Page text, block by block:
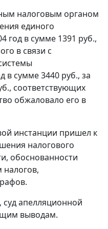
налоговым органом
единого
год в сумме 1391 руб.,
в связи с
в сумме 3440 руб., за
соответствующих
обжаловало его в
инстанции пришел к
налогового
обоснованности
суд апелляционной
выводам.